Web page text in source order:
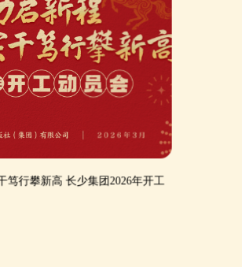
笃行攀新高 长少集团2026年开工